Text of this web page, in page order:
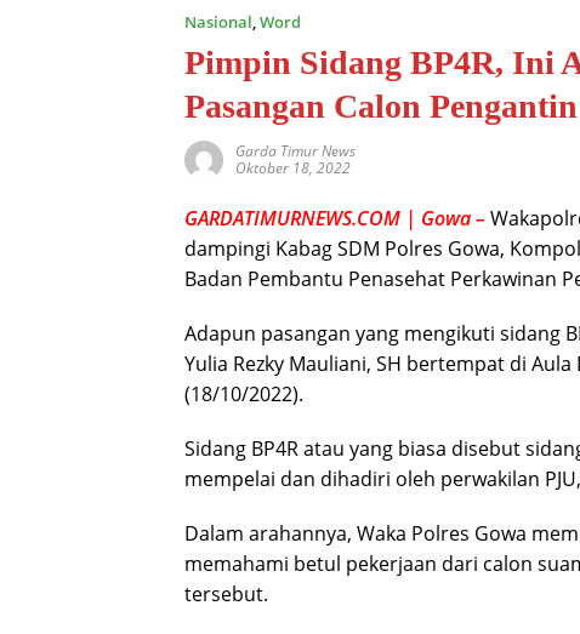
Nasional,Word
Pimpin Sidang BP4R, Ini
Pasangan Calon Pengantin
Garda Timur News
Oktober 18, 2022
GARDATIMURNEWS.COM | Gowa –
dampingi Kabag SDM Polres Gowa,
Badan Pembantu Penasehat Perkawinan
Adapun pasangan yang mengikuti sidang
Yulia Rezky Mauliani, SH bertempat di
(18/10/2022).
Sidang BP4R atau yang biasa disebut
mempelai dan dihadiri oleh perwakilan
Dalam arahannya, Waka Polres Gowa
memahami betul pekerjaan dari calon
tersebut.